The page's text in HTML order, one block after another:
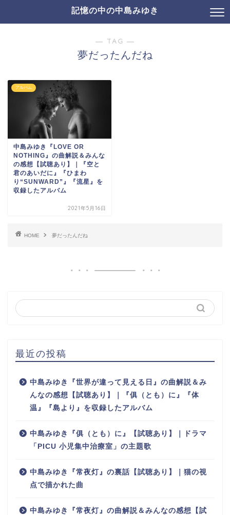
記憶の中の中島みゆき
― TAG ―
夢だったんだね
アルバム
中島みゆき『LOVE OR
NOTHING』の曲解説＆みんな
の感想【試聴あり】｜『空と
君のあいだに』『ひまわ
り“SUNWARD”』『流星』を
収録したアルバム
2021年5月16日
HOME 夢だったんだね
最近の投稿
中島みゆき『世界が違って見える日』の曲解説＆み
んなの感想【試聴あり】｜『俱（とも）に』『体
温』『島より』を収録したアルバム
中島みゆき『俱（とも）に』【試聴あり】｜ドラマ
「PICU 小児集中治療室」の主題歌
中島みゆき『常夜灯』の裏話【試聴あり】｜猫の視
点で描かれた曲
中島みゆき『常夜灯』の曲解説＆みんなの感想【試